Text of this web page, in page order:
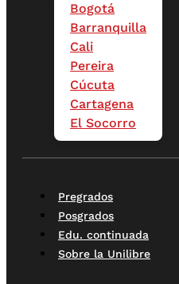
Bogotá
Barranquilla
Cali
Pereira
Cúcuta
Cartagena
El Socorro
Pregrados
Posgrados
Edu. continuada
Sobre la Unilibre